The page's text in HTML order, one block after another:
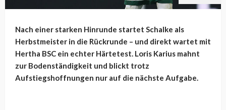
Nach einer starken Hinrunde startet Schalke als
Herbstmeister in die Rückrunde – und direkt wartet mit
Hertha BSC ein echter Härtetest. Loris Karius mahnt
zur Bodenständigkeit und blickt trotz
Aufstiegshoffnungen nur auf die nächste Aufgabe.